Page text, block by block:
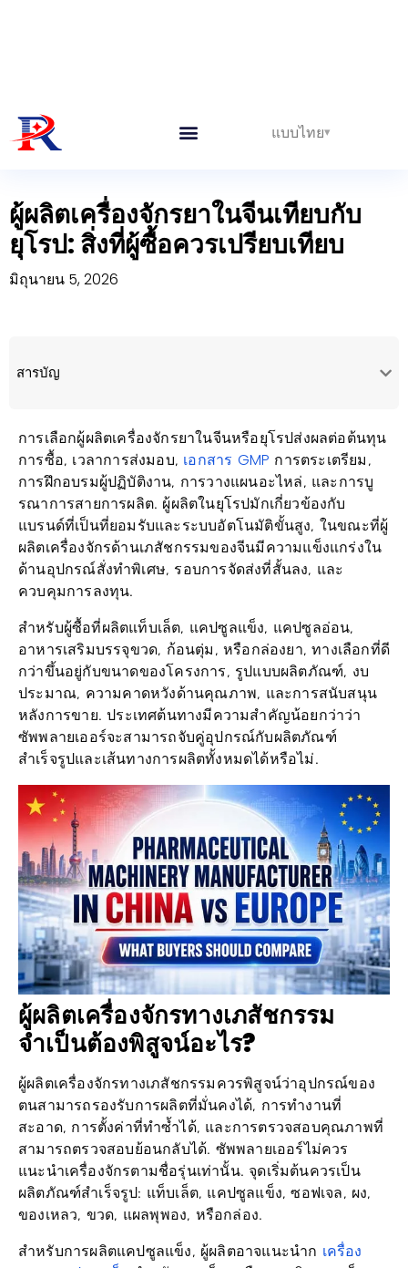
ผู้ผลิตเครื่องจักรยาในจีนเทียบกับยุโรป: สิ่งที่ผู้ซื้อควรเปรียบ
เทียบ
ผู้ผลิตเครื่องจักรยาในจีนเทียบกับ
ยุโรป: สิ่งที่ผู้ซื้อควรเปรียบเทียบ
มิถุนายน 5, 2026
การซื้อ, เวลาการส่งมอบ,เอกสาร GMP การตระเตรียม,
การฝึกอบรมผู้ปฏิบัติงาน, การวางแผนอะไหล่, และการบู
รณาการสายการผลิต. ผู้ผลิตในยุโรปมักเกี่ยวข้องกับ
แบรนด์ที่เป็นที่ยอมรับและระบบอัตโนมัติขั้นสูง, ในขณะที่ผู้
ผลิตเครื่องจักรด้านเภสัชกรรมของจีนมีความแข็งแกร่งใน
ด้านอุปกรณ์สั่งทำพิเศษ, รอบการจัดส่งที่สั้นลง, และ
ควบคุมการลงทุน.
อาหารเสริมบรรจุขวด, ก้อนตุ่ม, หรือกล่องยา, ทางเลือกที่ดี
กว่าขึ้นอยู่กับขนาดของโครงการ, รูปแบบผลิตภัณฑ์, งบ
ประมาณ, ความคาดหวังด้านคุณภาพ, และการสนับสนุน
หลังการขาย. ประเทศต้นทางมีความสำคัญน้อยกว่าว่า
ซัพพลายเออร์จะสามารถจับคู่อุปกรณ์กับผลิตภัณฑ์
สำเร็จรูปและเส้นทางการผลิตทั้งหมดได้หรือไม่.
ผู้ผลิตเครื่องจักรทางเภสัชกรรม
จำเป็นต้องพิสูจน์อะไร?
ตนสามารถรองรับการผลิตที่มั่นคงได้, การทำงานที่
สะอาด, การตั้งค่าที่ทำซ้ำได้, และการตรวจสอบคุณภาพที่
สามารถตรวจสอบย้อนกลับได้. ซัพพลายเออร์ไม่ควร
แนะนำเครื่องจักรตามชื่อรุ่นเท่านั้น. จุดเริ่มต้นควรเป็น
ผลิตภัณฑ์สำเร็จรูป: แท็บเล็ต, แคปซูลแข็ง, ซอฟเจล, ผง,
ของเหลว, ขวด, แผลพุพอง, หรือกล่อง.
บรรจุแคปซูลแข็งสำหรับผง, เม็ด, หรือการเติมแบบเม็ด.